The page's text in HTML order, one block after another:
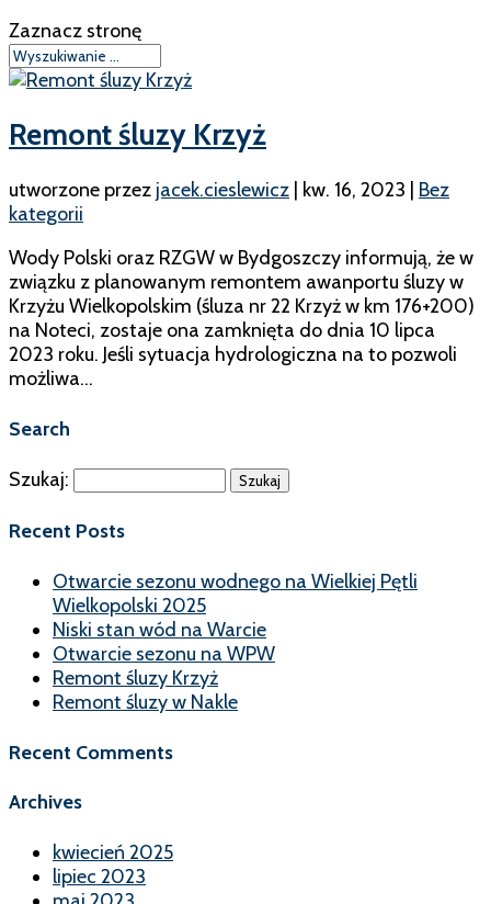
Zaznacz stronę
Remont śluzy Krzyż
utworzone przez jacek.cieslewicz kw. 16, 2023
Bez
kategorii
Wody Polski oraz RZGW w Bydgoszczy informują, że w
związku z planowanym remontem awanportu śluzy w
Krzyżu Wielkopolskim (śluza nr 22 Krzyż w km 176+200)
na Noteci, zostaje ona zamknięta do dnia 10 lipca
2023 roku. Jeśli sytuacja hydrologiczna na to pozwoli
możliwa...
Search
Szukaj:
Recent Posts
Otwarcie sezonu wodnego na Wielkiej Pętli
Wielkopolski 2025
Niski stan wód na Warcie
Otwarcie sezonu na WPW
Remont śluzy Krzyż
Remont śluzy w Nakle
Recent Comments
Archives
kwiecień 2025
lipiec 2023